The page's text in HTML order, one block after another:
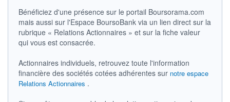
0,00 EUR -
PROCHAIN
DIVIDENDE
-
ÉLIGIBILITÉ
Non éligible
Boursobank
Bénéficiez d'une présence sur le portail Boursorama.com
mais aussi sur l'Espace BoursoBank via un lien direct sur la
rubrique « Relations Actionnaires » et sur la fiche valeur
qui vous est consacrée.
Actionnaires individuels, retrouvez toute l'information
financière des sociétés cotées adhérentes sur notre espace
Relations Actionnaires .